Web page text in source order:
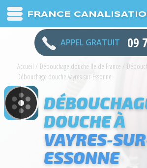
FRANCE
APPEL GRATUIT 09
Accueil / Débouchage douche Ile de France /
Débouchage douche Vayres-sur-Essonne
DOUCHE À
VAYRES-
ESSONNE